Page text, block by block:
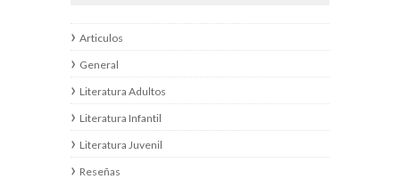
Articulos
General
Literatura Adultos
Literatura Infantil
Literatura Juvenil
Reseñas